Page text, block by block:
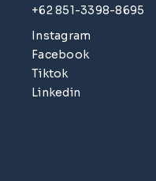
+62 851-3398-8695
Instagram
Facebook
Tiktok
Linkedin